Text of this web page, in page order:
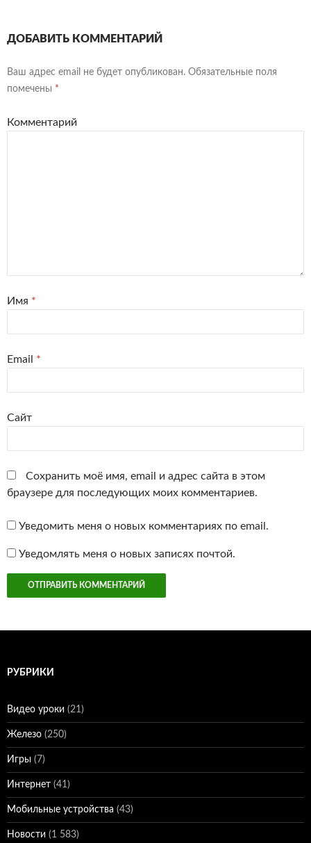
ДОБАВИТЬ КОММЕНТАРИЙ
Ваш адрес email не будет опубликован. Обязательные поля
помечены *
Комментарий
Имя *
Email *
Сайт
Сохранить моё имя, email и адрес сайта в этом
браузере для последующих моих комментариев.
Уведомить меня о новых комментариях по email.
Уведомлять меня о новых записях почтой.
РУБРИКИ
Видео уроки (21)
Железо (250)
Игры (7)
Интернет (41)
Мобильные устройства (43)
Новости (1 583)